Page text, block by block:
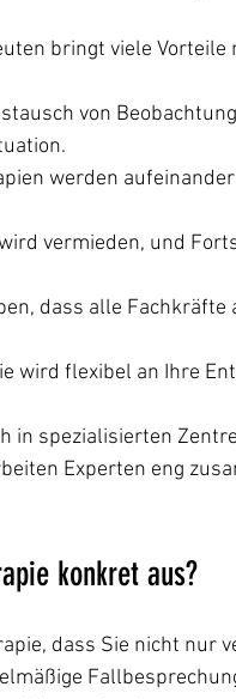
bringt viele Vorteile
von
werden
vermieden, und
dass alle Fachkräfte
wird flexibel an Ihre
in spezialisierten
Experten eng
konkret aus?
dass Sie nicht nur